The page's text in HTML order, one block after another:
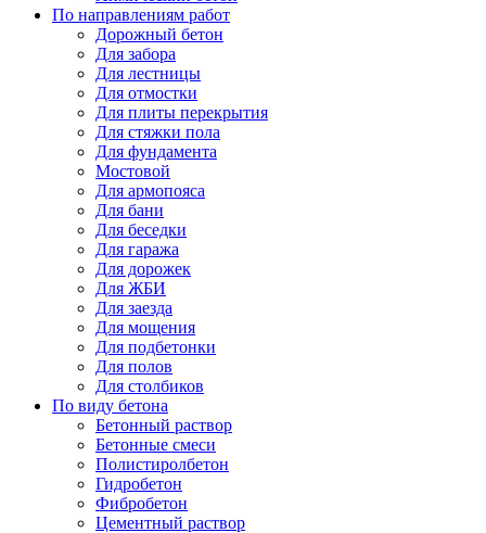
По направлениям работ
Дорожный бетон
Для забора
Для лестницы
Для отмостки
Для плиты перекрытия
Для стяжки пола
Для фундамента
Мостовой
Для армопояса
Для бани
Для беседки
Для гаража
Для дорожек
Для ЖБИ
Для заезда
Для мощения
Для подбетонки
Для полов
Для столбиков
По виду бетона
Бетонный раствор
Бетонные смеси
Полистиролбетон
Гидробетон
Фибробетон
Цементный раствор